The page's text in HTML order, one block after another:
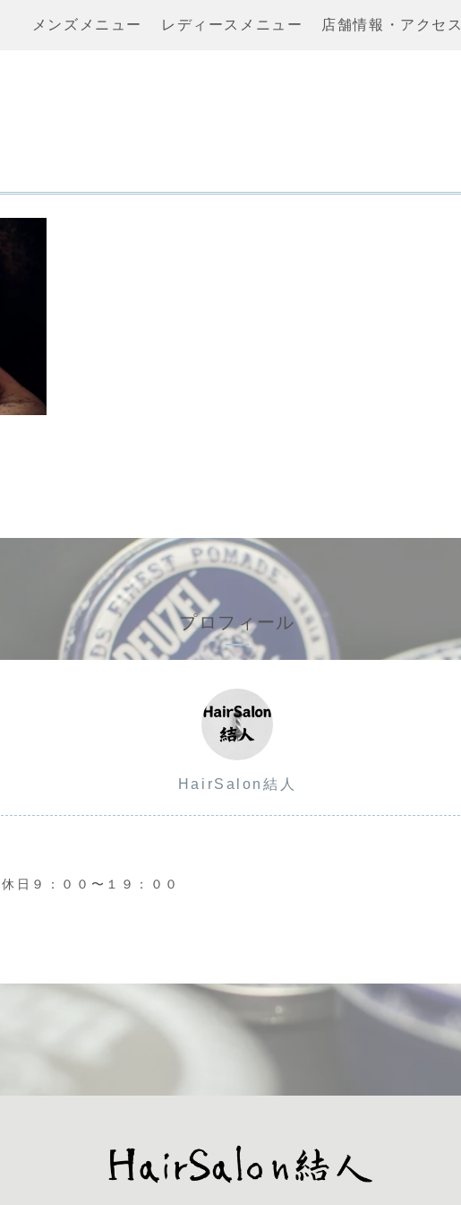
メンズメニュー レディースメニュー 店舗情報・アクセス
プロフィール
HairSalon結人
日９：００〜１９：００